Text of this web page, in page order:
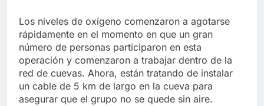
Los niveles de oxígeno comenzaron a agotarse
rápidamente en el momento en que un gran
número de personas participaron en esta
operación y comenzaron a trabajar dentro de la
red de cuevas. Ahora, están tratando de instalar
un cable de 5 km de largo en la cueva para
asegurar que el grupo no se quede sin aire.